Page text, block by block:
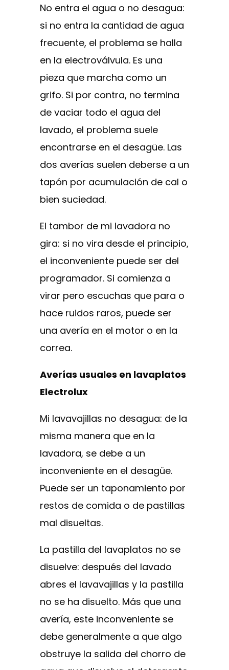
No entra el agua o no desagua:
si no entra la cantidad de agua
frecuente, el problema se halla
en la electroválvula. Es una
pieza que marcha como un
grifo. Si por contra, no termina
de vaciar todo el agua del
lavado, el problema suele
encontrarse en el desagüe. Las
dos averías suelen deberse a un
tapón por acumulación de cal o
bien suciedad.
El tambor de mi lavadora no
gira: si no vira desde el principio,
el inconveniente puede ser del
programador. Si comienza a
virar pero escuchas que para o
hace ruidos raros, puede ser
una avería en el motor o en la
correa.
Averías usuales en lavaplatos
Electrolux
Mi lavavajillas no desagua: de la
misma manera que en la
lavadora, se debe a un
inconveniente en el desagüe.
Puede ser un taponamiento por
restos de comida o de pastillas
mal disueltas.
La pastilla del lavaplatos no se
disuelve: después del lavado
abres el lavavajillas y la pastilla
no se ha disuelto. Más que una
avería, este inconveniente se
debe generalmente a que algo
obstruye la salida del chorro de